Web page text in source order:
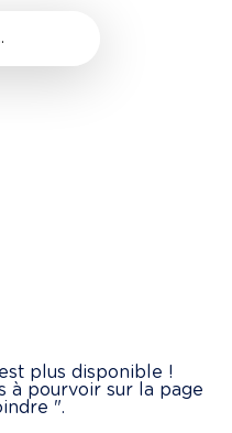
plus disponible !
à pourvoir sur la page
".